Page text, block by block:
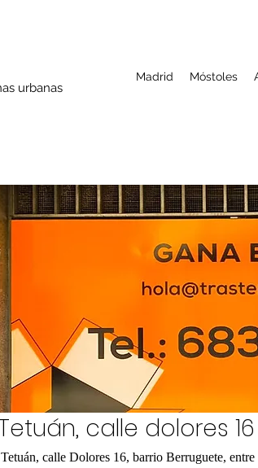
urbanas
Madrid Móstoles
calle dolores 16
calle Dolores 16, barrio Berruguete,